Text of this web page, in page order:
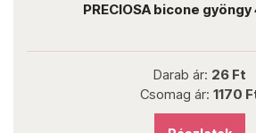
PRECIOSA bicone gyöngy
Darab ár: 26 Ft
Csomag ár: 1170